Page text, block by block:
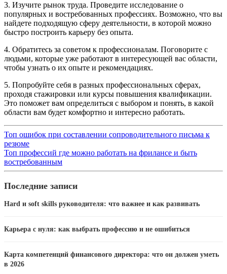
3. Изучите рынок труда. Проведите исследование о
популярных и востребованных профессиях. Возможно, что вы
найдете подходящую сферу деятельности, в которой можно
быстро построить карьеру без опыта.
4. Обратитесь за советом к профессионалам. Поговорите с
людьми, которые уже работают в интересующей вас области,
чтобы узнать о их опыте и рекомендациях.
5. Попробуйте себя в разных профессиональных сферах,
проходя стажировки или курсы повышения квалификации.
Это поможет вам определиться с выбором и понять, в какой
области вам будет комфортно и интересно работать.
Топ ошибок при составлении сопроводительного письма к
резюме
Топ профессий где можно работать на фрилансе и быть
востребованным
Последние записи
Hard и soft skills руководителя: что важнее и как развивать
Карьера с нуля: как выбрать профессию и не ошибиться
Карта компетенций финансового директора: что он должен уметь
в 2026